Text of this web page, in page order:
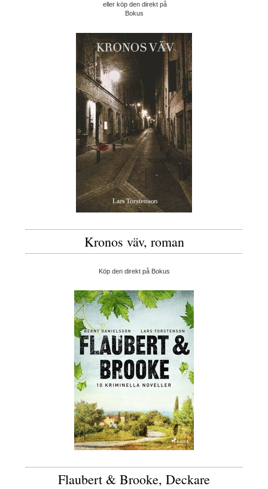
eller köp den direkt på
Bokus
Kronos väv, roman
Köp den direkt på Bokus
Flaubert & Brooke, Deckare